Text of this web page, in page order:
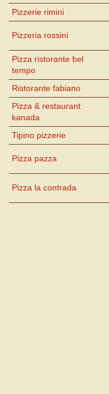
Pizzerie rimini
Pizzeria rossini
Pizza ristorante bel
tempo
Ristorante fabiano
Pizza & restaurant
kanada
Tipino pizzerie
Pizza pazza
Pizza la contrada